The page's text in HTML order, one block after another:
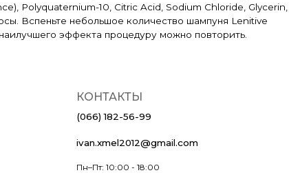
Polyquaternium-10, Citric Acid, Sodium Chloride, Glycerin,
Вспеньте небольшое количество шампуня Lenitive
эффекта процедуру можно повторить.
КОНТАКТЫ
(066) 182-56-99
ivan.xmel2012@gmail.com
Пн–Пт: 10:00 - 18:00